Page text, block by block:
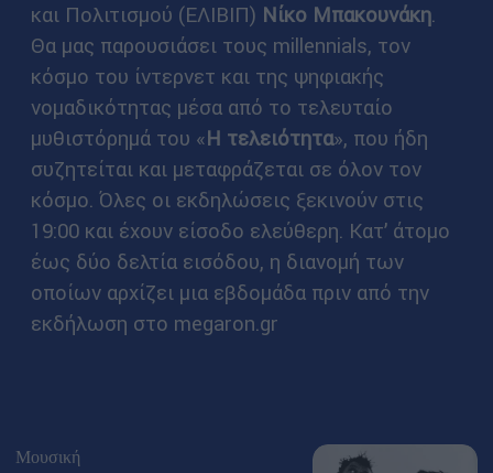
και Πολιτισμού (ΕΛΙΒΙΠ) Νίκο Μπακουνάκη.
Θα μας παρουσιάσει τους millennials, τον
κόσμο του ίντερνετ και της ψηφιακής
νομαδικότητας μέσα από το τελευταίο
μυθιστόρημά του «Η τελειότητα», που ήδη
συζητείται και μεταφράζεται σε όλον τον
κόσμο. Όλες οι εκδηλώσεις ξεκινούν στις
19:00 και έχουν είσοδο ελεύθερη. Κατ’ άτομο
έως δύο δελτία εισόδου, η διανομή των
οποίων αρχίζει μια εβδομάδα πριν από την
εκδήλωση στο megaron.gr
Μουσική